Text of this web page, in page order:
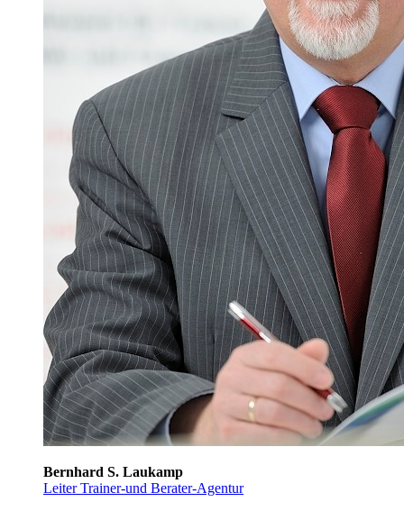
Bernhard S. Laukamp
Leiter Trainer-und Berater-Agentur